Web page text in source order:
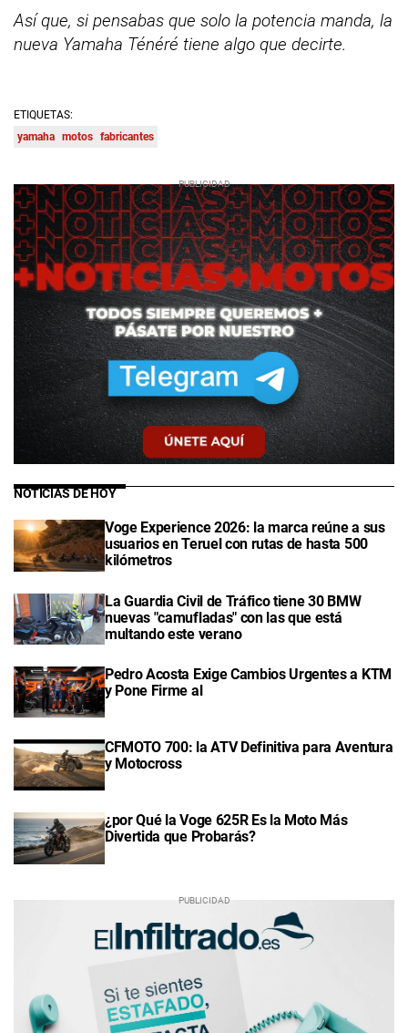
Así que, si pensabas que solo la potencia manda, la
nueva Yamaha Ténéré tiene algo que decirte.
ETIQUETAS:
yamaha motos fabricantes
NOTICIAS DE HOY
Voge Experience 2026: la marca reúne a sus
usuarios en Teruel con rutas de hasta 500
kilómetros
La Guardia Civil de Tráfico tiene 30 BMW
nuevas "camufladas" con las que está
multando este verano
Pedro Acosta Exige Cambios Urgentes a KTM
y Pone Firme al
CFMOTO 700: la ATV Definitiva para Aventura
y Motocross
¿por Qué la Voge 625R Es la Moto Más
Divertida que Probarás?